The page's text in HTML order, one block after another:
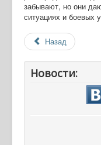
забывают, но они
ситуациях и боевых
Назад
Новости: